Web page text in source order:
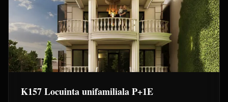
K157 Locuinta unifamiliala P+1E